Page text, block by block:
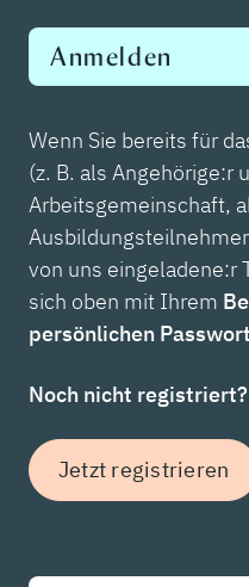
Anmelden
Wenn Sie bereits für
(z. B. als Angehörige:r
Arbeitsgemeinschaft,
von uns eingeladene:r
sich oben mit Ihrem
persönlichen Passwort
Noch nicht registriert?
Jetzt registrieren